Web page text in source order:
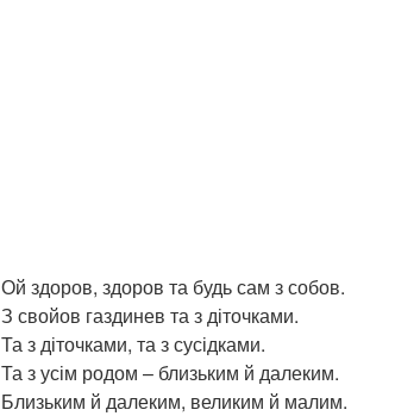
Ой здоров, здоров та будь сам з собов.
З свойов газдинев та з діточками.
Та з діточками, та з сусідками.
Та з усім родом – близьким й далеким.
Близьким й далеким, великим й малим.